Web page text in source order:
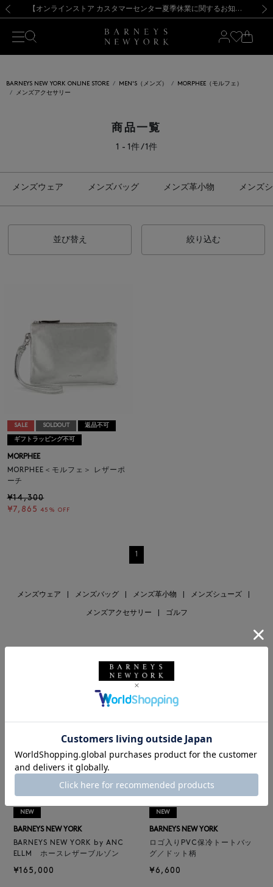
新規登録のお客様も対象！＜MY BARNEYS＞会員のお客様は11,000円（税込）以上のお買上げで常時送料無料！お買い物の際は会員登録を！
【夏季休業に伴う出荷一時停止のお知らせ】(2026.8.7) 【オンラインストア カスタマーセンター夏季休業に関するお知らせ】（2026.8.7）
【夏季休業に伴う返品・交換承り一時停止のお知らせ】（2026.8.5）
熊本県を中心とした地震の影響によるお荷物のお届けについて
【開催中】SUMMER SALEのご案内・ご注意事項 新規登録のお客様も対象！＜MY BARNEYS＞会員のお客様は11,000円（税込）以上のお買上げで常時送料無料！お買い物の際は会員登録を！
【夏季休業に伴う出荷一時停止のお知らせ】(2026.8.7)
BARNEYS NEW YORK ONLINE STORE MEN'S（メンズ）
MORPHEE（モルフェ）
メンズアクセサリー
商品一覧
1 - 1件 / 1件
メンズウェア メンズバッグ メンズ革小物 メンズ
並び替え 絞り込む
SALE SOLDOUT 返品不可
ギフトラッピング不可
MORPHEE
MORPHEE＜モルフェ＞ レザーポ
ーチ
¥14,300
¥7,865 45% OFF
1
メンズウェア メンズバッグ メンズ革小物 メンズシューズ
メンズアクセサリー ゴルフ
NEW
BARNEYS NEW YORK
BARNEYS NEW YORK by ANC
ELLM ホースレザーブルゾン
¥165,000
NEW
BARNEYS NEW YORK
ロゴ入りPVC保冷トートバッ
グ／ドット柄
¥6,600